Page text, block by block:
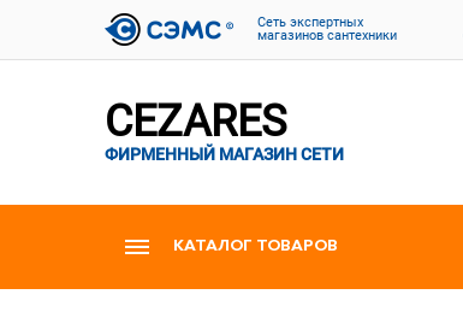
Cеть экспертных
магазинов сантехники
CEZARES
ФИРМЕННЫЙ МАГАЗИН СЕТИ
КАТАЛОГ ТОВАРОВ